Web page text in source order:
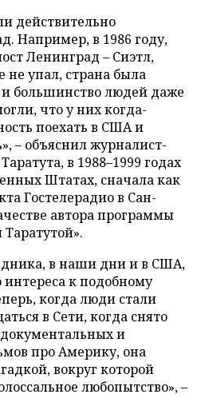
действительно
Например, в 1986 году,
Ленинград ­– Сиэтл,
не упал, страна была
большинство людей даже
что у них когда-
поехать в США и
– объяснил журналист-
в 1988–1999 годах
Штатах, сначала как
Гостелерадио в Сан-
автора программы
в наши дни и в США,
интереса к подобному
когда люди стали
в Сети, когда снято
и
про Америку, она
вокруг которой
любопытство», –